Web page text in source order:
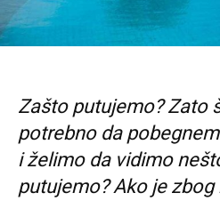
Zašto putujemo? Zato
potrebno da
i želimo da vidimo
putujemo? Ako je zbog